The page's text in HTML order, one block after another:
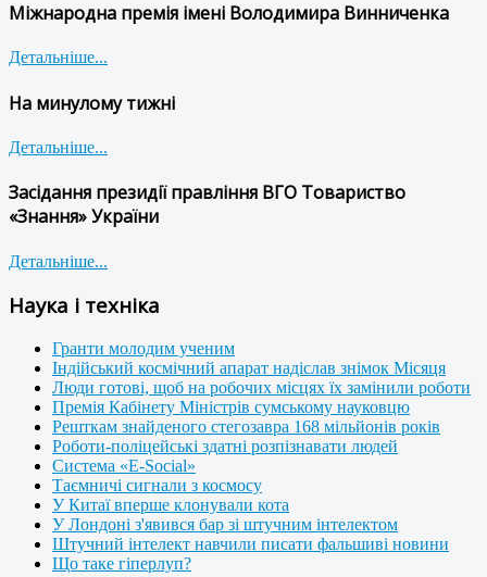
Міжнародна премія імені Володимира Винниченка
Детальніше...
На минулому тижні
Детальніше...
Засідання президії правління ВГО Товариство
«Знання» України
Детальніше...
Наука і техніка
Гранти молодим ученим
Індійський космічний апарат надіслав знімок Місяця
Люди готові, щоб на робочих місцях їх замінили роботи
Премія Кабінету Міністрів сумському науковцю
Решткам знайденого стегозавра 168 мільйонів років
Роботи-поліцейські здатні розпізнавати людей
Система «E-Social»
Таємничі сигнали з космосу
У Китаї вперше клонували кота
У Лондоні з'явився бар зі штучним інтелектом
Штучний інтелект навчили писати фальшиві новини
Що таке гіперлуп?